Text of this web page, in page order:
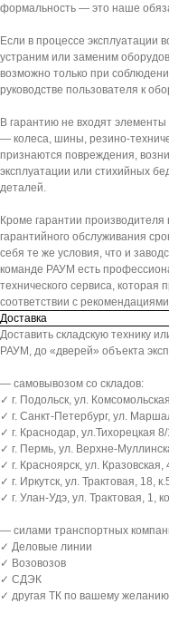
формальность — это наше
Если в процессе эксплуатации
устраним или заменим
возможно только при
руководстве пользователя к
В гарантию не входят
— колеса, шины, резино-
признаются повреждения,
эксплуатации или стихийных
деталей.
Кроме гарантии
гарантийного обслуживания
себя те же условия, что и
команде РАУМ есть
технического сервиса,
соответствии с
Доставка
Доставить складскую технику
РАУМ, до «дверей» объекта
— самовывозом со складов:
✓ г. Подольск, ул.
✓ г. Санкт-Петербург, ул.
✓ г. Краснодар, ул.Тихорецкая 8/
✓ г. Пермь, ул. Верхне-
✓ г. Красноярск, ул. Кразовская,
✓ г. Иркутск, ул. Трактовая, 18,
✓ г. Улан-Удэ, ул. Трактовая, 1,
— силами транспортных
✓ Деловые линии
✓ Возовозов
✓ СДЭК
✓ другая ТК по вашему желанию